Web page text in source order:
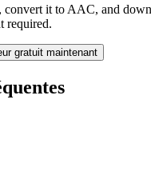
it to AAC, and
required.
gratuit maintenant